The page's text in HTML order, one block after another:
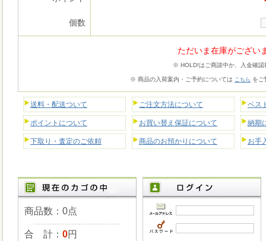
個数
ただいま在庫がござい
※ HOLD!はご商談中か、入金確認
※ 商品の入荷案内・ご予約については こちら をご
送料・配送ついて ご注文方法について ベス
ポイントについて お買い替え保証について 納期
下取り・査定のご依頼 商品のお預かりについて お手
商品数：0点
合 計： 0円